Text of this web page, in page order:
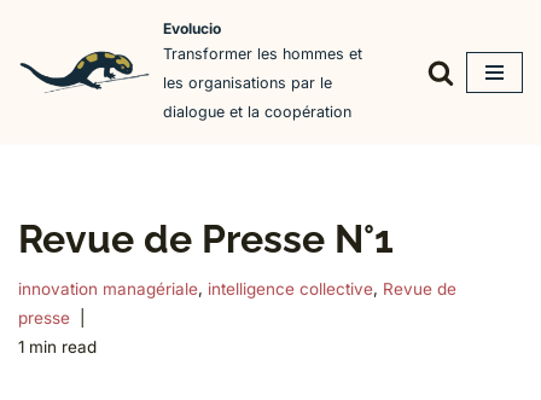
Aller
Evolucio
Transformer les hommes et
les organisations par le
dialogue et la coopération
Revue de Presse N°1
innovation managériale, intelligence collective, Revue de
presse
1 min read